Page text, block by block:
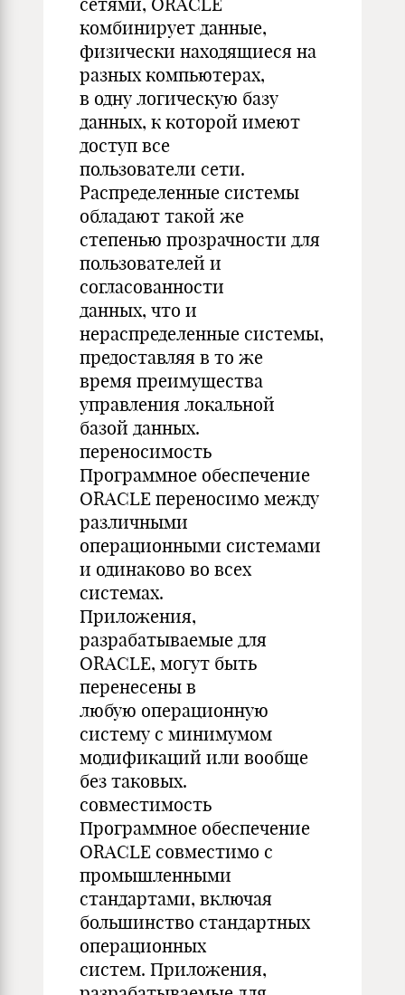
комбинирует данные,
физически находящиеся на
разных компьютерах,
в одну логическую базу
данных, к которой имеют
доступ все
пользователи сети.
Распределенные системы
обладают такой же
степенью прозрачности для
пользователей и
согласованности
данных, что и
нераспределенные системы,
предоставляя в то же
время преимущества
управления локальной
базой данных.
переносимость
Программное обеспечение
ORACLE переносимо между
различными
операционными системами
и одинаково во всех
системах.
Приложения,
разрабатываемые для
ORACLE, могут быть
перенесены в
любую операционную
систему с минимумом
модификаций или вообще
без таковых.
совместимость
Программное обеспечение
ORACLE совместимо с
промышленными
стандартами, включая
большинство стандартных
операционных
систем. Приложения,